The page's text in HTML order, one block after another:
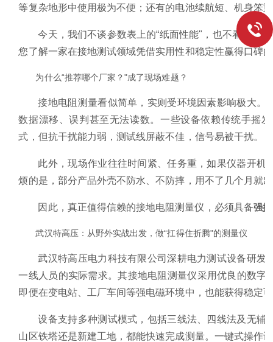
等复杂地形中使用极为不便；还有的电池续航短、机身笨
今天，我们不谈参数表上的“纸面性能"，也不看宣传
您了解一家在接地测试领域凭借实用性和稳定性赢得口
为什么“推荐哪个厂家？"成了现场难题？
接地电阻测量看似简单，实则受环境因素影响极大
数据漂移、误判甚至无法读数。一些设备依赖传统手摇
式，但抗干扰能力弱，测试线屏蔽不佳，信号易被干扰。
此外，现场作业往往时间紧、任务重，如果仪器开
烦的是，部分产品外壳不防水、不防摔，用不了几个月就
因此，真正值得信赖的接地电阻测量仪，必须具备强
武汉特高压：从野外实战出发，做“扛得住折腾"的测量仪
武汉特高压电力科技有限公司深耕电力测试设备研
一线人员的实际需求。其接地电阻测量仪采用优良的数
即便在变电站、工厂车间等强电磁环境中，也能获得稳定
设备支持多种测试模式，包括三线法、四线法及无
山区铁塔还是新建工地，都能快速完成测量。一键式操作